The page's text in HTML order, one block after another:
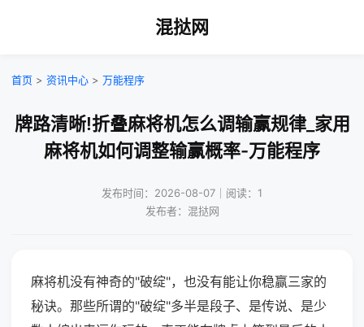
混挞网
首页 > 资讯中心 > 万能程序
牌路清晰!折叠麻将机怎么调输赢规律_家用
麻将机如何调整输赢概率-万能程序
发布时间：2026-08-07｜阅读：1
发布者：混挞网
麻将机没有神奇的"破绽"，也没有能让你稳赢三家的
秘诀。那些所谓的"破绽"多半是段子、是传说、是少